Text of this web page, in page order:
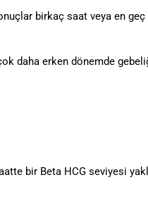
birkaç saat veya en
daha erken dönemde
bir Beta HCG seviyesi